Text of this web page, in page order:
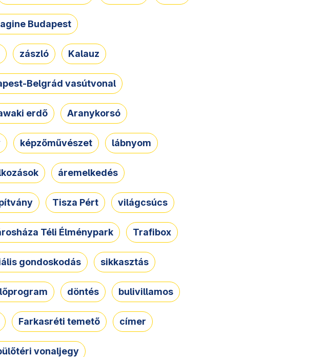
Budapest
zászló Kalauz
Belgrád vasútvonal
erdő Aranykorsó
képzőművészet lábnyom
áremelkedés
Tisza Pért világcsúcs
Téli Élménypark Trafibox
gondoskodás sikkasztás
döntés bulivillamos
Farkasréti temető címer
vonaljegy